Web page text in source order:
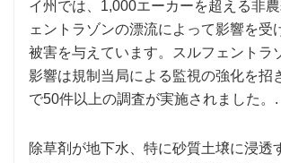
イ州では、1,000エーカーを超える非
ェントラゾンの漂流によって影響を受
被害を与えています。スルフェントラ
影響は規制当局による監視の強化を招
で50件以上の調査が実施されました。.
除草剤が地下水、特に砂質土壌に浸透